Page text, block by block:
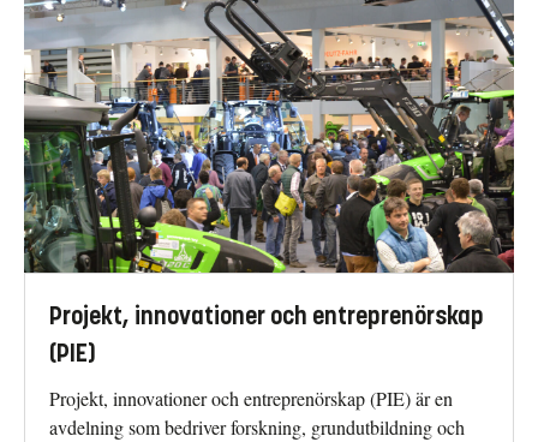
Projekt, innovationer och entreprenörskap
(PIE)
Projekt, innovationer och entreprenörskap (PIE) är en
avdelning som bedriver forskning, grundutbildning och